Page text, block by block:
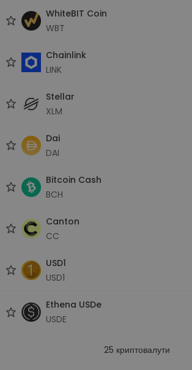
WhiteBIT Coin
WBT
Chainlink
LINK
Stellar
XLM
Dai
DAI
Bitcoin Cash
BCH
Canton
CC
USD1
USD1
Ethena USDe
USDE
25 криптовалути